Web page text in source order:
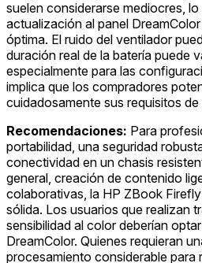
suelen considerarse mediocres,
actualización al panel
óptima. El ruido del ventilador
duración real de la batería puede
especialmente para las
implica que los compradores
cuidadosamente sus requisitos
Recomendaciones: Para
portabilidad, una seguridad
conectividad en un chasis
general, creación de contenido
colaborativas, la HP ZBook
sólida. Los usuarios que realizan
sensibilidad al color deberían
DreamColor. Quienes requieran
procesamiento considerable para